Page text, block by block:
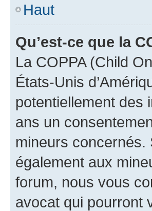
Haut
Qu’est-ce que la
La COPPA (Child
États-Unis
potentiellement des
ans un
mineurs concernés.
également aux
forum, nous vous
avocat qui pourront